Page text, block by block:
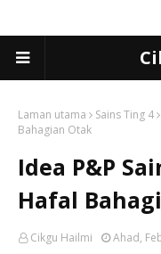
Laman utama Sains Ting 4
Bahagian Otak
Idea P&P
Hafal
Cikgu Hailmi Ahad,